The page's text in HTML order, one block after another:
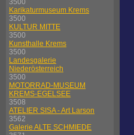
3500
Karikaturmuseum Krems
3500
KULTUR MITTE
3500
Kunsthalle Krems
3500
Landesgalerie
Niederösterreich
3500
MOTORRAD-MUSEUM
KREMS-EGELSEE
3508
ATELIER SISA - Art Larson
3562
Galerie ALTE SCHMIEDE